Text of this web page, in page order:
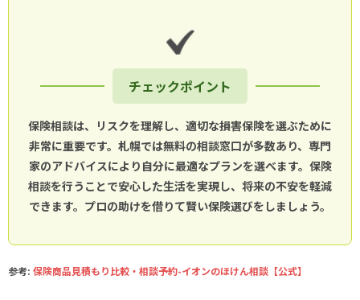
チェックポイント
保険相談は、リスクを理解し、適切な損害保険を選ぶために
非常に重要です。札幌では無料の相談窓口が多数あり、専門
家のアドバイスにより自分に最適なプランを選べます。保険
相談を行うことで安心した生活を実現し、将来の不安を軽減
できます。プロの助けを借りて賢い保険選びをしましょう。
参考: 保険商品見積もり比較・相談予約-イオンのほけん相談【公式】